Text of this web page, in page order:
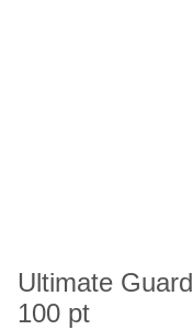
Ultimate
100 pt